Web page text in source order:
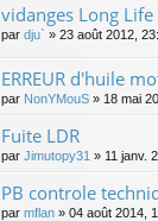
vidanges Long
par dju` » 23 août 2012,
ERREUR d'huile
par NonYMouS » 18 mai
Fuite LDR
par Jimutopy31 » 11 janv.
PB controle
par mflan » 04 août 2014,